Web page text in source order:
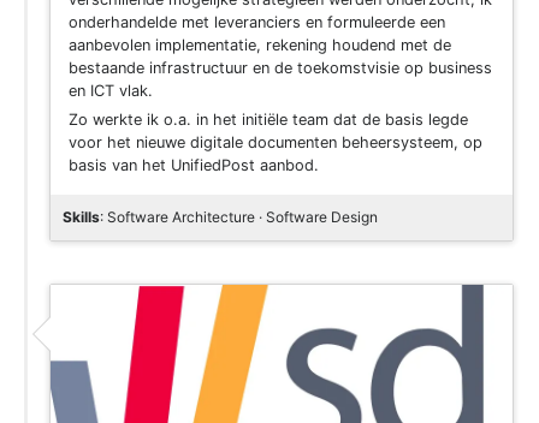
onderhandelde met leveranciers en formuleerde een
aanbevolen implementatie, rekening houdend met de
bestaande infrastructuur en de toekomstvisie op business
en ICT vlak.
Zo werkte ik o.a. in het initiële team dat de basis legde
voor het nieuwe digitale documenten beheersysteem, op
basis van het UnifiedPost aanbod.
Skills: Software Architecture · Software Design